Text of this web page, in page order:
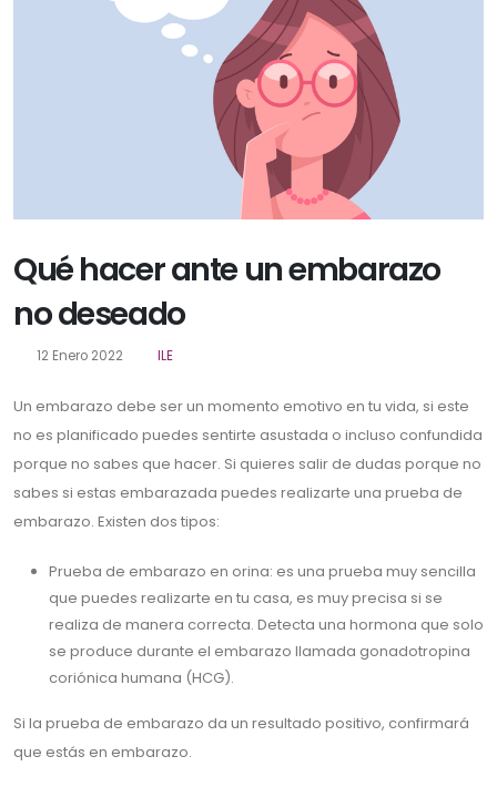
Qué hacer ante un embarazo
no deseado
12 Enero 2022 ILE
Un embarazo debe ser un momento emotivo en tu vida, si este
no es planificado puedes sentirte asustada o incluso confundida
porque no sabes que hacer. Si quieres salir de dudas porque no
sabes si estas embarazada puedes realizarte una prueba de
embarazo. Existen dos tipos:
Prueba de embarazo en orina: es una prueba muy sencilla
que puedes realizarte en tu casa, es muy precisa si se
realiza de manera correcta. Detecta una hormona que solo
se produce durante el embarazo llamada gonadotropina
coriónica humana (HCG).
Si la prueba de embarazo da un resultado positivo, confirmará
que estás en embarazo.